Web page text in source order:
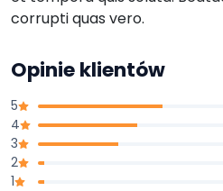
corrupti quas vero.
Opinie klientów
5
4
3
2
1